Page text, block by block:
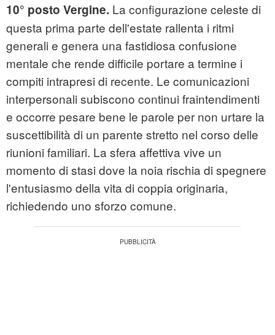
10° posto Vergine. La configurazione celeste di
questa prima parte dell'estate rallenta i ritmi
generali e genera una fastidiosa confusione
mentale che rende difficile portare a termine i
compiti intrapresi di recente. Le comunicazioni
interpersonali subiscono continui fraintendimenti
e occorre pesare bene le parole per non urtare la
suscettibilità di un parente stretto nel corso delle
riunioni familiari. La sfera affettiva vive un
momento di stasi dove la noia rischia di spegnere
l'entusiasmo della vita di coppia originaria,
richiedendo uno sforzo comune.